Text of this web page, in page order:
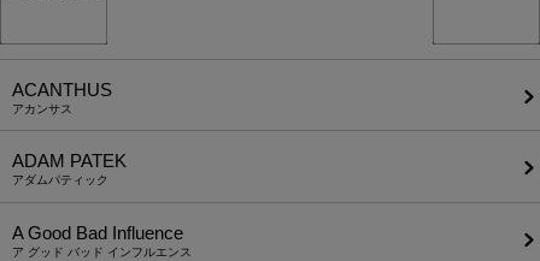
ACANTHUS
アカンサス
ADAM PATEK
アダムパティック
A Good Bad Influence
ア グッド バッド インフルエンス